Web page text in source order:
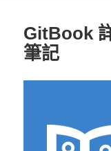
GitBook
筆記